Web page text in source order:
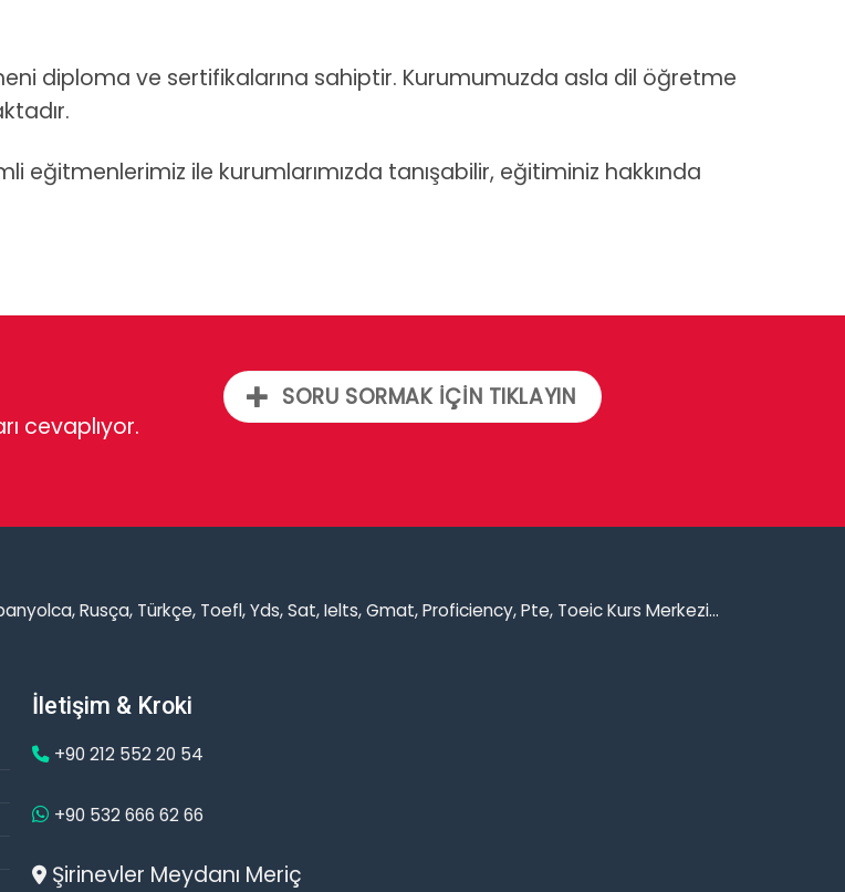
diploma ve sertifikalarına sahiptir. Kurumumuzda asla dil öğretme
eğitmenlerimiz ile kurumlarımızda tanışabilir, eğitiminiz hakkında
cevaplıyor.
SORU SORMAK İÇİN TIKLAYIN
Rusça, Türkçe, Toefl, Yds, Sat, Ielts, Gmat, Proficiency, Pte, Toeic Kurs Merkezi...
İletişim & Kroki
+90 212 552 20 54
+90 532 666 62 66
Şirinevler Meydanı Meriç